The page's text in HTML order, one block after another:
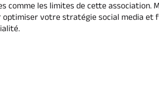
les limites de cette association.
optimiser votre stratégie social media et